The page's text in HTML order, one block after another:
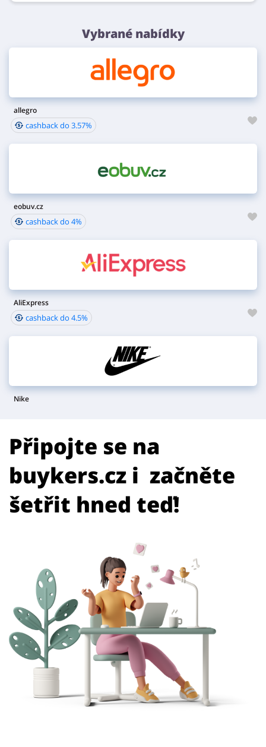
Vybrané nabídky
allegro
cashback do 3.57%
eobuv.cz
cashback do 4%
AliExpress
cashback do 4.5%
Nike
Připojte se na
buykers.cz i začněte
šetřit hned teď!